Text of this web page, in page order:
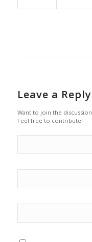
Leave a Reply
Want to join the
Feel free to contribute!